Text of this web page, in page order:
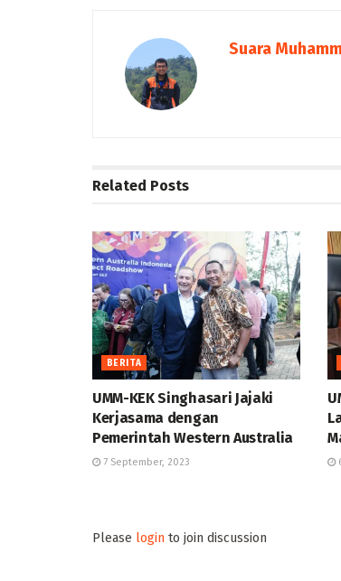
Suara
Related Posts
BERITA
UMM-KEK Singhasari Jajaki
Kerjasama dengan
Pemerintah Western Australia
7 September, 2023
Please login to join discussion